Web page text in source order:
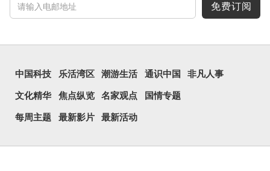
免费订阅
中国科技 乐活湾区 潮游生活 通识中国 非凡人事
文化精华 焦点纵览 名家观点 国情专题
每周主题 最新影片 最新活动